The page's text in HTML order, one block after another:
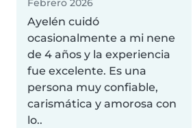
Febrero 2026
Ayelén cuidó
ocasionalmente a mi nene
de 4 años y la experiencia
fue excelente. Es una
persona muy confiable,
carismática y amorosa con
lo..